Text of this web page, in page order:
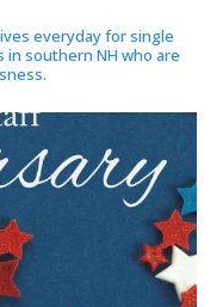
everyday for single
southern NH who are